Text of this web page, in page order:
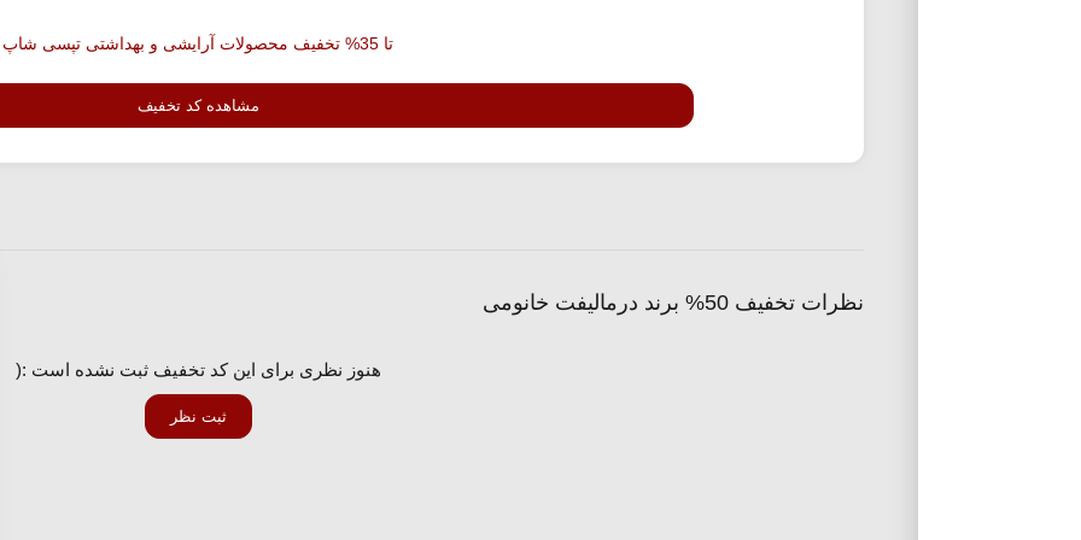
تا 35% تخفیف محصولات آرایشی و بهداشتی تپسی شاپ
مشاهده کد تخفیف
نظرات تخفیف 50% برند درمالیفت خانومی
هنوز نظری برای این کد تخفیف ثبت نشده است :(
ثبت نظر